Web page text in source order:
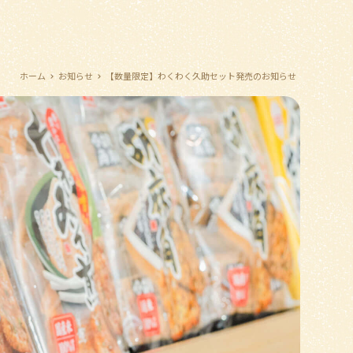
ホーム お知らせ 【数量限定】わくわく久助セット発売のお知らせ